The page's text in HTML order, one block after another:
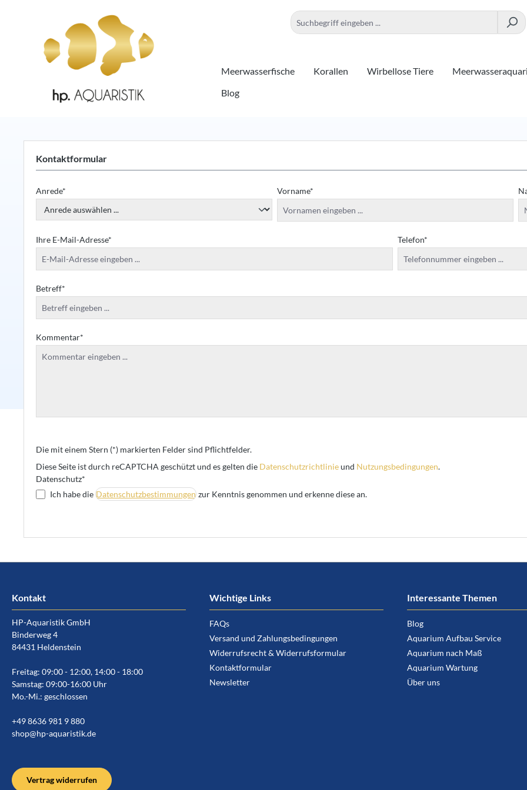
Zur Hauptnavigation springen
Meerwasserfische Korallen Wirbellose Tiere
Blog
Kontaktformular
Anrede* Vorname*
Ihre E-Mail-Adresse* Telefon*
Betreff*
Kommentar*
Die mit einem Stern (*) markierten Felder sind Pflichtfelder.
Diese Seite ist durch reCAPTCHA geschützt und es gelten die Datenschutzrichtlinieund Nutzungsbedingungen.
Datenschutz*
Ich habe die Datenschutzbestimmungen zur Kenntnis genommen und erkenne diese an.
Kontakt
HP-Aquaristik GmbH
Binderweg 4
84431 Heldenstein
Freitag: 09:00 - 12:00, 14:00 - 18:00
Samstag: 09:00-16:00 Uhr
Mo.-Mi.: geschlossen
+49 8636 981 9 880
shop@hp-aquaristik.de
Vertrag widerrufen
Wichtige Links
FAQs
Versand und Zahlungsbedingungen
Widerrufsrecht & Widerrufsformular
Kontaktformular
Newsletter
Interessante Themen
Blog
Aquarium Aufbau Service
Aquarium nach Maß
Aquarium Wartung
Über uns